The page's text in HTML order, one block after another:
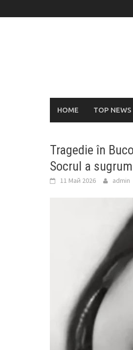
to
HOME TOP NEWS
Tragedie în
Socrul a
11 Май 2026 admin